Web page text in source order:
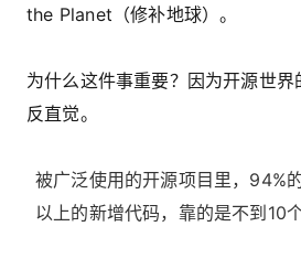
the Planet（修补地球）。
为什么这件事重要？因为开源世
反直觉。
被广泛使用的开源项目里，94%
以上的新增代码，靠的是不到10